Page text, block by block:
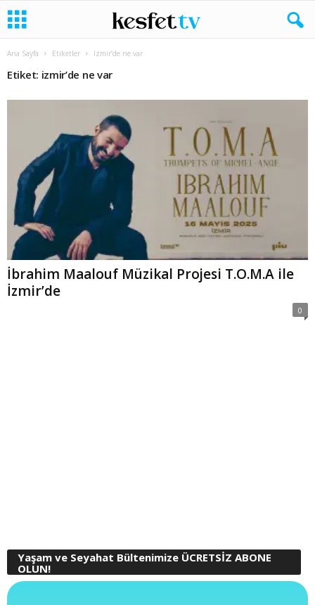
Ana Sayfa Etiketler Izmir’de ne var
Etiket: izmir’de ne var
İbrahim Maalouf Müzikal Projesi T.O.M.A ile
İzmir’de
0
Yaşam ve Seyahat Bültenimize ÜCRETSİZ ABONE
OLUN!